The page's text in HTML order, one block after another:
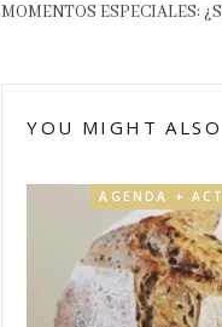
MOMENTOS ESPECIALES:
YOU MIGHT